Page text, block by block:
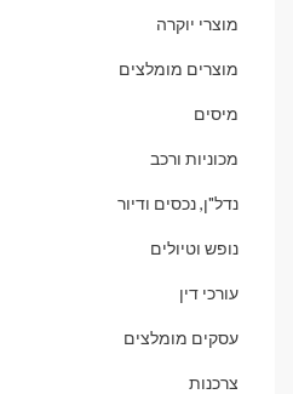
מוצרי יוקרה
מוצרים מומלצים
מיסים
מכוניות ורכב
נדל"ן, נכסים ודיור
נופש וטיולים
עורכי דין
עסקים מומלצים
צרכנות